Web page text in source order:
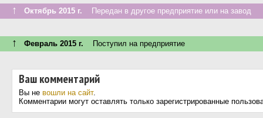
↑ Октябрь 2015 г. Передан в другое предприятие или на завод
↑ Февраль 2015 г. Поступил на предприятие
Ваш комментарий
Вы не вошли на сайт.
Комментарии могут оставлять только зарегистрированные